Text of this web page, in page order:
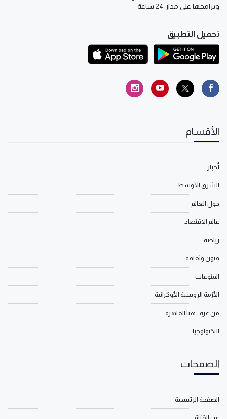
وبرامجها على مدار 24 ساعة
تحميل التطبيق
الأقسام
أخبار
الشرق الأوسط
حول العالم
عالم الاقتصاد
رياضة
فنون وثقافة
المنوعات
الأزمة الروسية الأوكرانية
من غزة.. هنا القاهرة
التكنولوجيا
الصفحات
الصفحة الرئيسية